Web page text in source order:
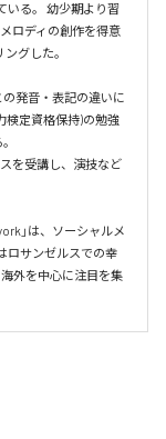
る。 幼少期より習
ロディの創作を得意
グした。
発音・表記の違いに
検定資格保持)の勉強
を受講し、演技など
」は、ソーシャルメ
ロサンゼルスでの幸
外を中心に注目を集